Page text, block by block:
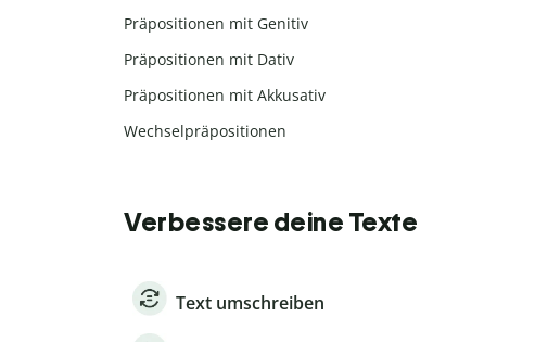
Präpositionen mit Genitiv
Präpositionen mit Dativ
Präpositionen mit Akkusativ
Wechselpräpositionen
Verbessere deine Texte
Text umschreiben